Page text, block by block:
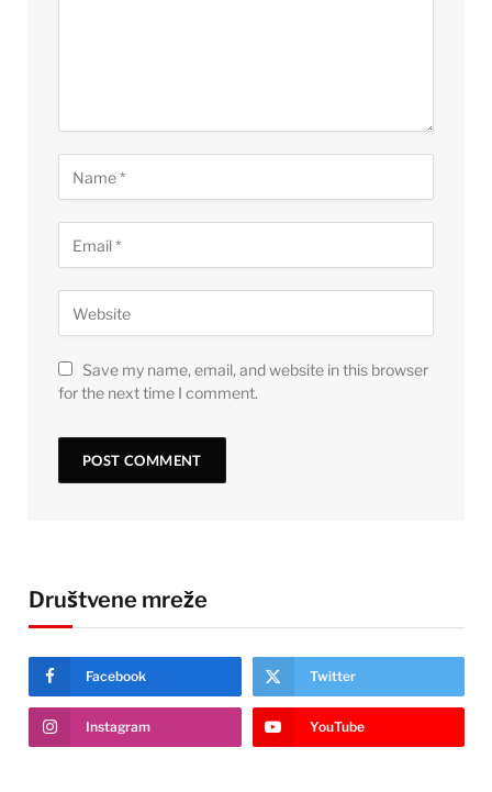
Save my name, email, and website in this browser
for the next time I comment.
Društvene mreže
Facebook Twitter
Instagram YouTube